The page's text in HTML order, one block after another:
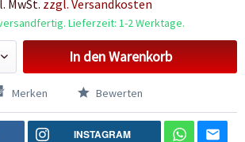
MwSt. zzgl. Versandkosten
Lieferzeit: 1-2 Werktage.
In denWarenkorb
Merken Bewerten
INSTAGRAM